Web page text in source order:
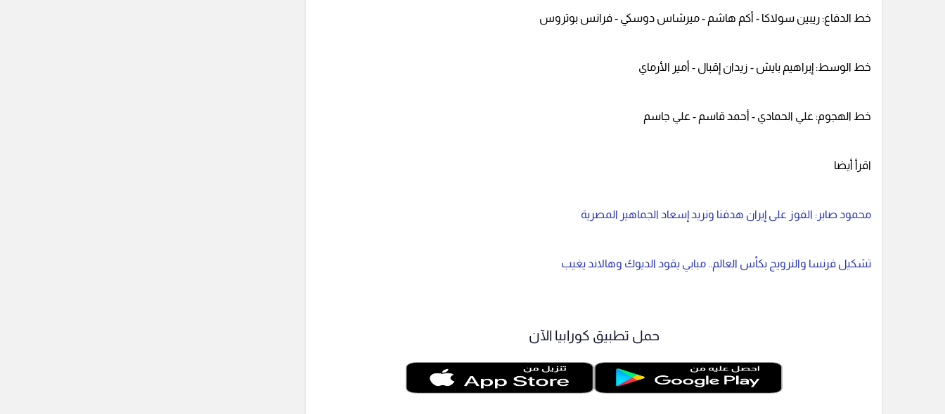
خط الدفاع: ريبين سولاكا - أكم هاشم - ميرشاس دوسكي - فرانس بوتروس
خط الوسط: إبراهيم بايش - زيدان إقبال - أمير الأرماي
خط الهجوم: علي الحمادي - أحمد قاسم - علي جاسم
اقرأ أيضا
محمود صابر: الفوز على إيران هدفنا ونريد إسعاد الجماهير المصرية
تشكيل فرنسا والنرويج بكأس العالم.. مبابي يقود الديوك وهالاند يغيب
حمل تطبيق كورابيا الآن